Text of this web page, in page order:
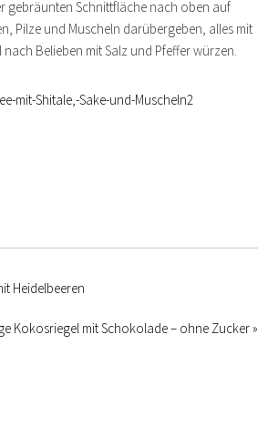
gebräunten Schnittfläche nach oben auf
Pilze und Muscheln darübergeben, alles mit
Belieben mit Salz und Pfeffer würzen.
Heidelbeeren
Kokosriegel mit Schokolade – ohne Zucker »